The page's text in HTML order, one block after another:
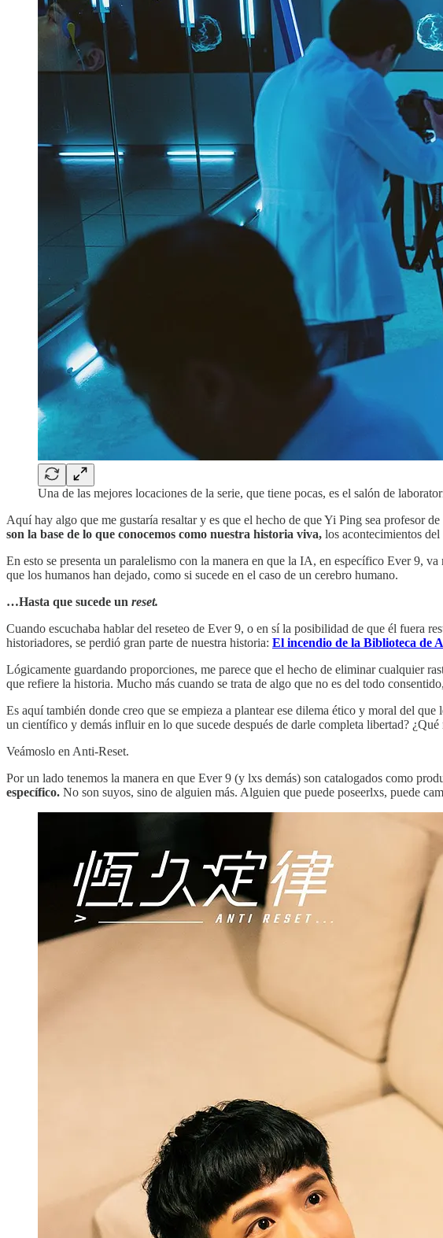
Una de las mejores locaciones de la serie, que tiene pocas, es el salón de
Aquí hay algo que me gustaría resaltar y es que el hecho de que Yi Ping sea profesor
son la base de lo que conocemos como nuestra historia viva, los acontecimientos
En esto se presenta un paralelismo con la manera en que la IA, en específico Ever 9,
que los humanos han dejado, como si sucede en el caso de un cerebro humano.
…Hasta que sucede un reset.
Cuando escuchaba hablar del reseteo de Ever 9, o en sí la posibilidad de que él fuera
historiadores, se perdió gran parte de nuestra historia: El incendio de la Biblioteca de
Lógicamente guardando proporciones, me parece que el hecho de eliminar cualquier
que refiere la historia. Mucho más cuando se trata de algo que no es del todo
Es aquí también donde creo que se empieza a plantear ese dilema ético y moral del que
un científico y demás influir en lo que sucede después de darle completa libertad?
Veámoslo en Anti-Reset.
Por un lado tenemos la manera en que Ever 9 (y lxs demás) son catalogados como
específico. No son suyos, sino de alguien más. Alguien que puede poseerlxs, puede